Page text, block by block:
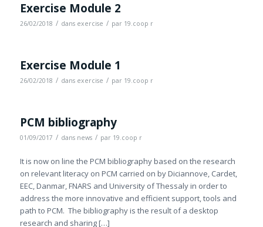
Exercise Module 2
26/02/2018 / dans exercise / par 19.coop r
Exercise Module 1
26/02/2018 / dans exercise / par 19.coop r
PCM bibliography
01/09/2017 / dans news / par 19.coop r
It is now on line the PCM bibliography based on the research
on relevant literacy on PCM carried on by Diciannove, Cardet,
EEC, Danmar, FNARS and University of Thessaly in order to
address the more innovative and efficient support, tools and
path to PCM. The bibliography is the result of a desktop
research and sharing […]